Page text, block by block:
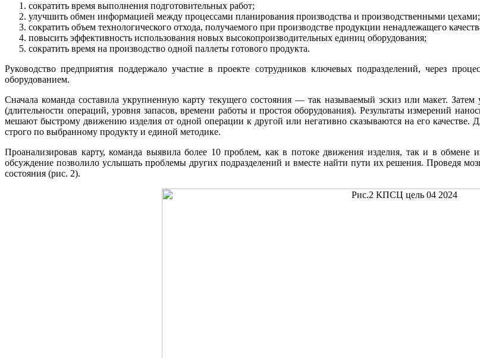
сократить время выполнения подготовительных работ;
улучшить обмен информацией между процессами планирования производства и производственными цехами;
сократить объем технологического отхода, получаемого при производстве продукции ненадлежащего
повысить эффективность использования новых высокопроизводительных единиц оборудования;
сократить время на производство одной паллеты готового продукта.
Руководство предприятия поддержало участие в проекте сотрудников ключевых подразделений, через
оборудованием.
Сначала команда составила укрупненную карту текущего состояния — так называемый эскиз или макет.
(длительности операций, уровня запасов, времени работы и простоя оборудования). Результаты измерений
мешают быстрому движению изделия от одной операции к другой или негативно сказываются на его качестве.
строго по выбранному продукту и единой методике.
Проанализировав карту, команда выявила более 10 проблем, как в потоке движения изделия, так и в
обсуждение позволило услышать проблемы других подразделений и вместе найти пути их решения. Проведя
состояния (рис. 2).